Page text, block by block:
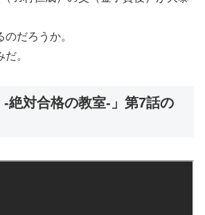
だろうか。
。
-絶対合格の教室-」第7話の